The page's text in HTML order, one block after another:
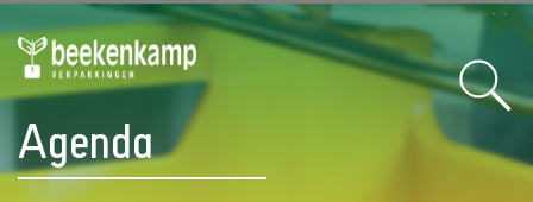
Agenda